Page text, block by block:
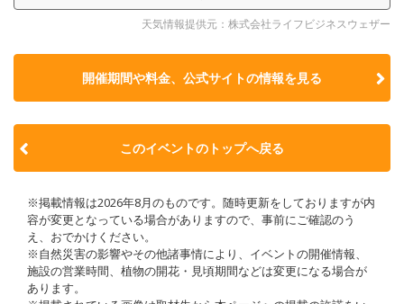
天気情報提供元：株式会社ライフビジネスウェザー
開催期間や料金、公式サイトの情報を見る
このイベントのトップへ戻る
※掲載情報は2026年8月のものです。随時更新をしておりますが内
容が変更となっている場合がありますので、事前にご確認のう
え、おでかけください。
※自然災害の影響やその他諸事情により、イベントの開催情報、
施設の営業時間、植物の開花・見頃期間などは変更になる場合が
あります。